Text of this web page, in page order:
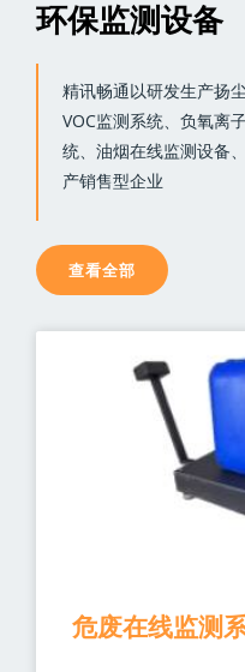
环保监测设备
精讯畅通以研发生产扬
VOC监测系统、负氧离
统、油烟在线监测设备
产销售型企业
查看全部
危废在线监测